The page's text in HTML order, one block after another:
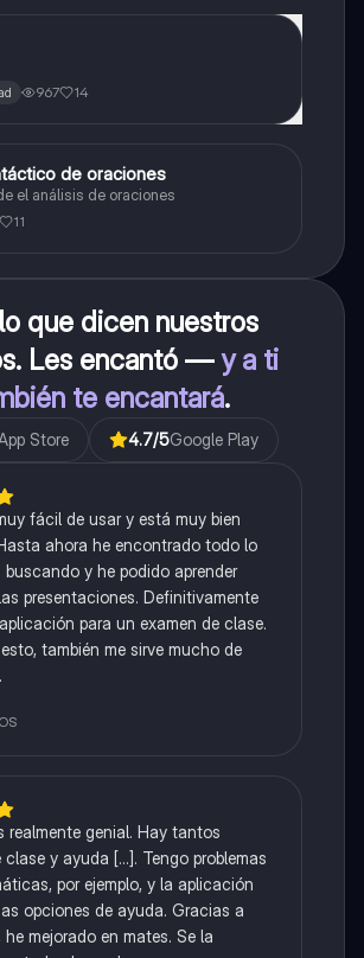
967 14
de oraciones
el análisis de oraciones
11
que dicen nuestros
Les encantó —y a ti
te encantará.
Store 4.7/5Google Play
fácil de usar y está muy bien
ahora he encontrado todo lo
buscando y he podido aprender
presentaciones. Definitivamente
para un examen de clase.
también me sirve mucho de
realmente genial. Hay tantos
y ayuda [...]. Tengo problemas
por ejemplo, y la aplicación
opciones de ayuda. Gracias a
mejorado en mates. Se la